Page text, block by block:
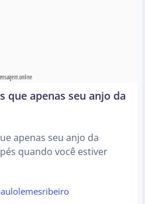
que apenas seu anjo da
apenas seu anjo da
quando você estiver